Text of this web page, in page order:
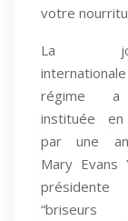
votre
La
régime
instituée
par une
Mary Evans